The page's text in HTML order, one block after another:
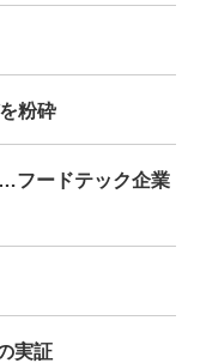
粉砕
フードテック企業
実証